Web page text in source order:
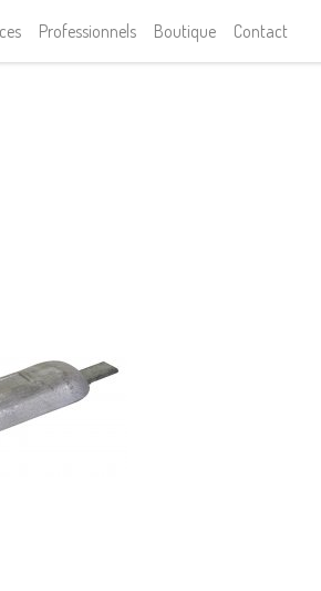
Professionnels Boutique Contact